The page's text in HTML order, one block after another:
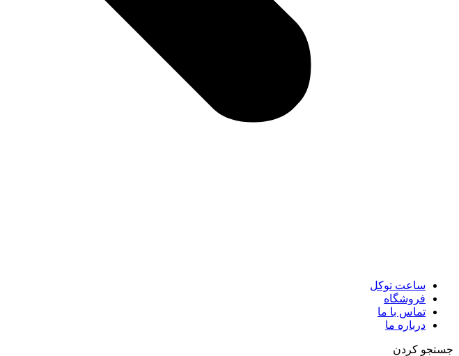
ساعت توکل
فروشگاه
تماس با ما
درباره ما
جستجو کردن